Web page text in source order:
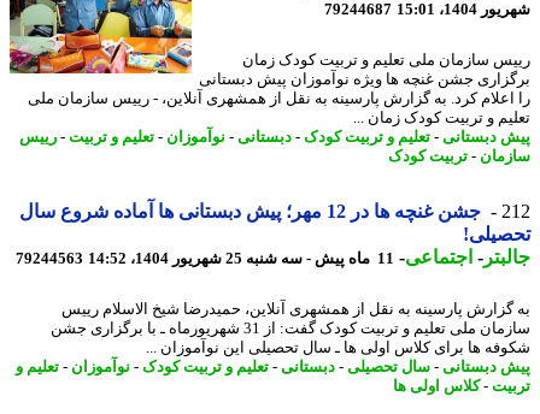
15:01
79244687
سازمان ملی تعلیم و تربیت کودک زمان
جشن غنچه ها ویژه نوآموزان پیش دبستانی
کرد. به گزارش پارسینه به نقل از همشهری آنلاین، - رییس سازمان ملی
و تربیت کودک زمان ...
دبستانی-تعلیم و تربیت کودک-دبستانی-نوآموزان- تعلیم و تربیت -رییس
-تربیت کودک
جشن غنچه ها در 12 مهر؛ پیش دبستانی ها آماده شروع سال
-اجتماعی-11 ماه پیش - سه شنبه 25 شهریور 1404، 14:52 79244563
پارسینه به نقل از همشهری آنلاین، حمیدرضا شیخ الاسلام رییس
سازمان ملی تعلیم و تربیت کودک گفت: از 31 شهریورماه ـ با برگزاری جشن
ها برای کلاس اولی ها ـ سال تحصیلی این نوآموزان ...
دبستانی-سال تحصیلی-دبستانی-تعلیم و تربیت کودک-نوآموزان-
تعلیم و
-کلاس اولی ها